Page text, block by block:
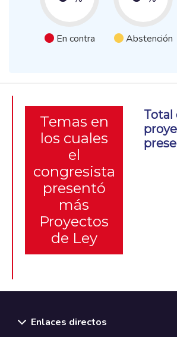
En contra Abstención
Temas en
los cuales
el
congresista
presentó
más
Proyectos
de Ley
Total
Enlaces directos